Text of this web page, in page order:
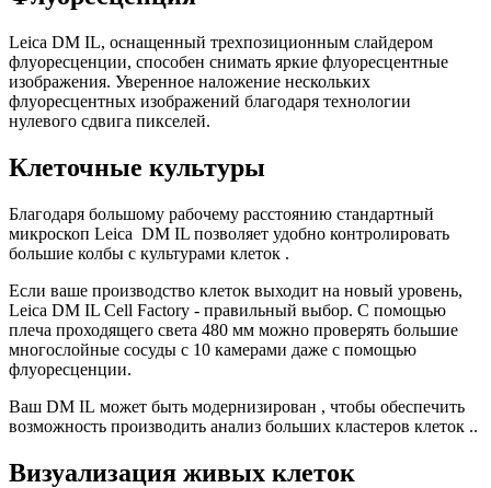
Leica DM IL, оснащенный трехпозиционным слайдером
флуоресценции, способен снимать яркие флуоресцентные
изображения. Уверенное наложение нескольких
флуоресцентных изображений благодаря технологии
нулевого сдвига пикселей.
Клеточные культуры
Благодаря большому рабочему расстоянию стандартный
микроскоп Leica DM IL позволяет удобно контролировать
большие колбы с культурами клеток .
Если ваше производство клеток выходит на новый уровень,
Leica DM IL Cell Factory - правильный выбор. С помощью
плеча проходящего света 480 мм можно проверять большие
многослойные сосуды с 10 камерами даже с помощью
флуоресценции.
Ваш DM IL может быть модернизирован , чтобы обеспечить
возможность производить анализ больших кластеров клеток ..
Визуализация живых клеток